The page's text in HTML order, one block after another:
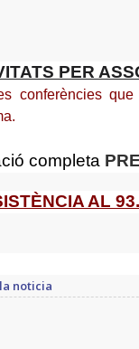
PER
conferències
completa
AL
noticia